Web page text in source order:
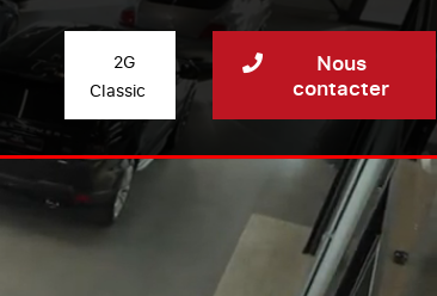
2G
Classic
Nous
contacter